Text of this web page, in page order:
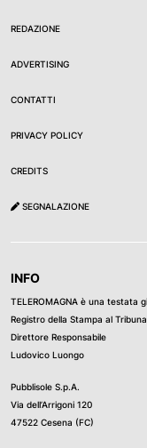
REDAZIONE
ADVERTISING
CONTATTI
PRIVACY POLICY
CREDITS
SEGNALAZIONE
INFO
TELEROMAGNA è una testata
Registro della Stampa al
Direttore Responsabile
Ludovico Luongo
Pubblisole S.p.A.
Via dell’Arrigoni 120
47522 Cesena (FC)